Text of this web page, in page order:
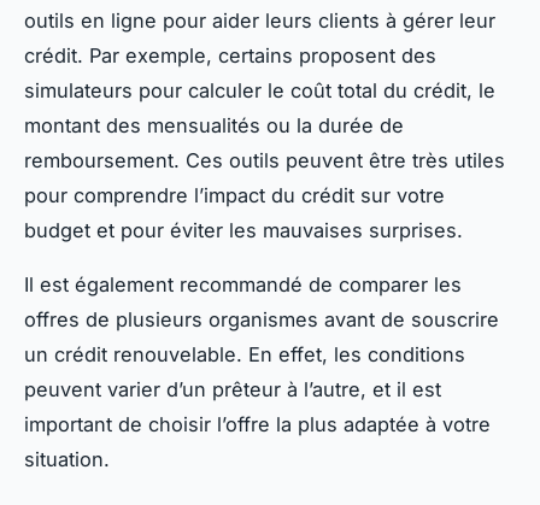
outils en ligne pour aider leurs clients à gérer leur
crédit. Par exemple, certains proposent des
simulateurs pour calculer le coût total du crédit, le
montant des mensualités ou la durée de
remboursement. Ces outils peuvent être très utiles
pour comprendre l’impact du crédit sur votre
budget et pour éviter les mauvaises surprises.
Il est également recommandé de comparer les
offres de plusieurs organismes avant de souscrire
un crédit renouvelable. En effet, les conditions
peuvent varier d’un prêteur à l’autre, et il est
important de choisir l’offre la plus adaptée à votre
situation.